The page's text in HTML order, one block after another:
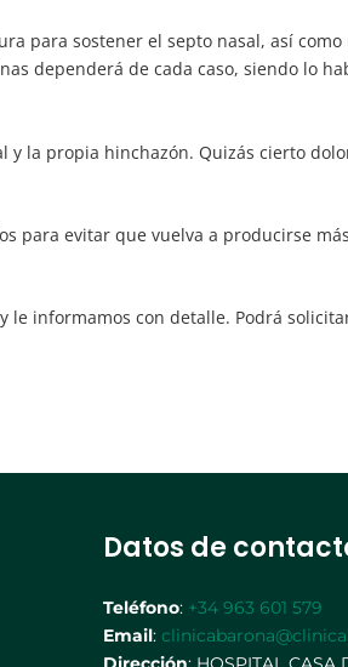
para sostener el septo nasal, así como
dependerá de cada caso, siendo lo
y la propia hinchazón. Quizás cierto
para evitar que vuelva a producirse más
le informamos con detalle. Podrá
Datos de
Teléfono: +34 963 601 579
Email: